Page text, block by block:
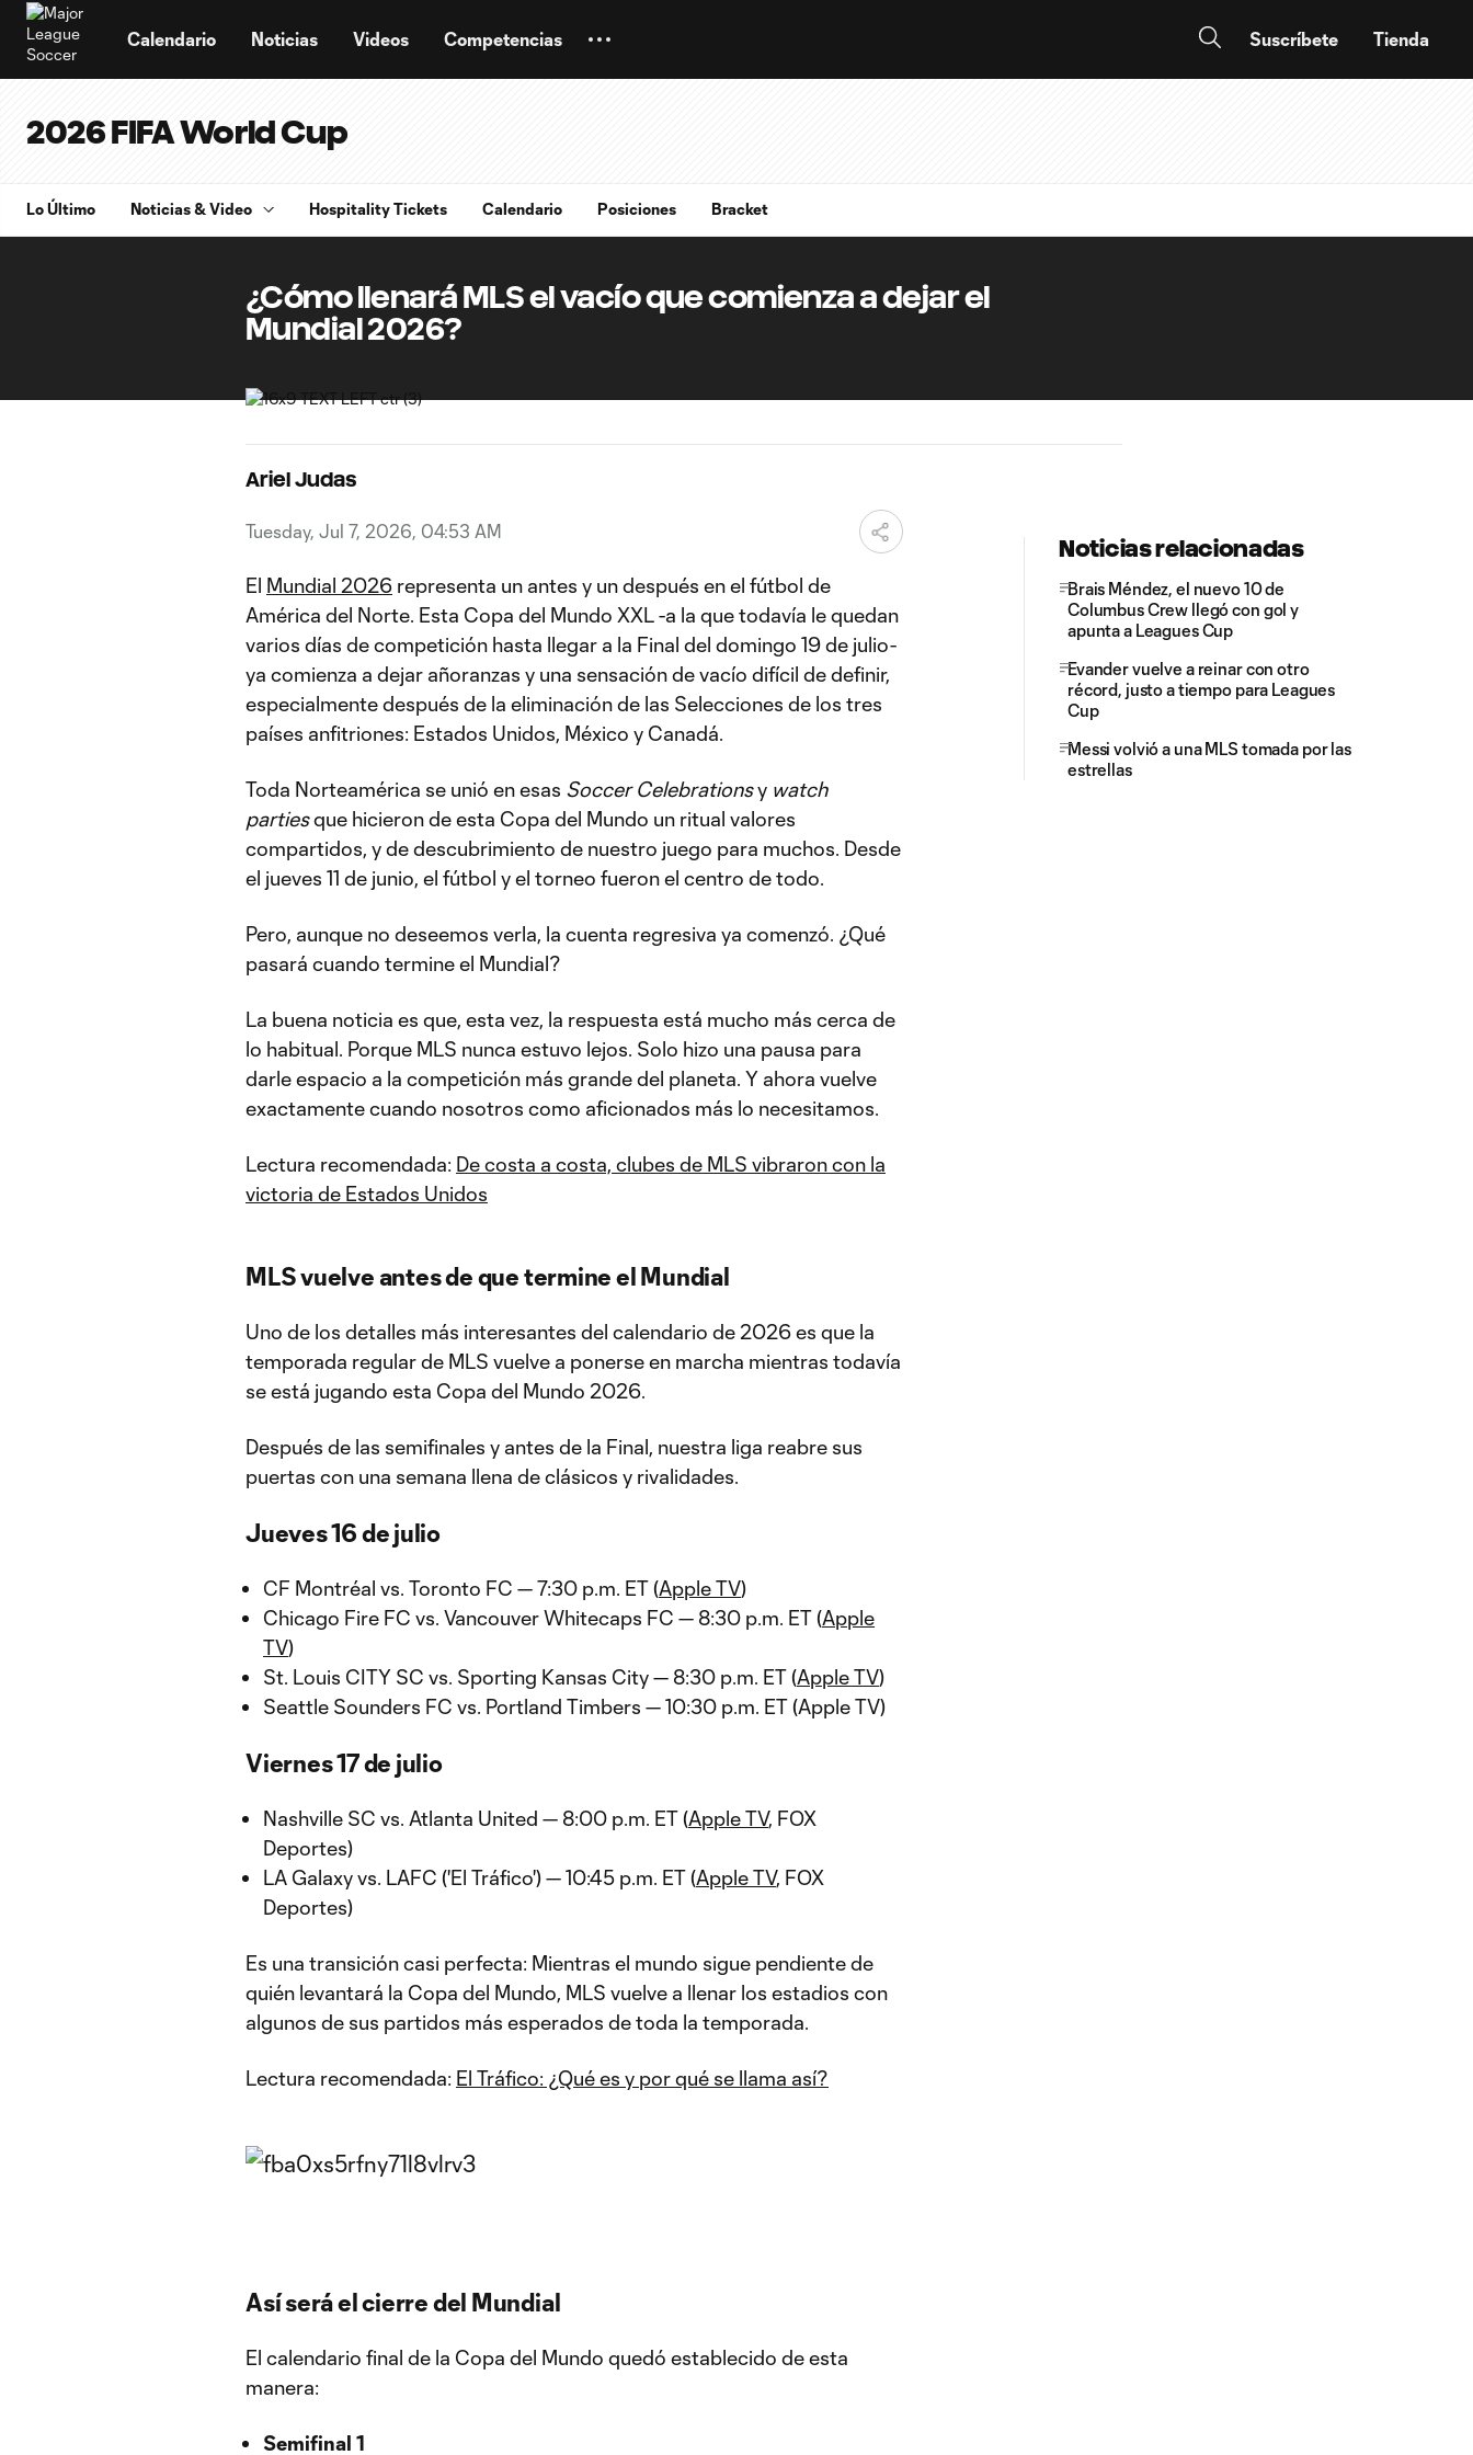
Calendario Noticias Videos Competencias Suscríbete Tienda
2026 FIFA World Cup
Lo Último Noticias & Video Hospitality Tickets Calendario Posiciones Bracket
¿Cómo llenará MLS el vacío que comienza a dejar el
Mundial 2026?
Ariel Judas
Tuesday, Jul 7, 2026, 04:53 AM
El Mundial 2026 representa un antes y un después en el fútbol de
América del Norte. Esta Copa del Mundo XXL -a la que todavía le quedan
varios días de competición hasta llegar a la Final del domingo 19 de julio-
ya comienza a dejar añoranzas y una sensación de vacío difícil de definir,
especialmente después de la eliminación de las Selecciones de los tres
países anfitriones: Estados Unidos, México y Canadá.
Toda Norteamérica se unió en esas Soccer Celebrationsy watch
partiesque hicieron de esta Copa del Mundo un ritual valores
compartidos, y de descubrimiento de nuestro juego para muchos. Desde
el jueves 11 de junio, el fútbol y el torneo fueron el centro de todo.
Pero, aunque no deseemos verla, la cuenta regresiva ya comenzó. ¿Qué
pasará cuando termine el Mundial?
La buena noticia es que, esta vez, la respuesta está mucho más cerca de
lo habitual. Porque MLS nunca estuvo lejos. Solo hizo una pausa para
darle espacio a la competición más grande del planeta. Y ahora vuelve
exactamente cuando nosotros como aficionados más lo necesitamos.
Lectura recomendada: De costa a costa, clubes de MLS vibraron con la
victoria de Estados Unidos
MLS vuelve antes de que termine el Mundial
Uno de los detalles más interesantes del calendario de 2026 es que la
temporada regular de MLS vuelve a ponerse en marcha mientras todavía
se está jugando esta Copa del Mundo 2026.
Después de las semifinales y antes de la Final, nuestra liga reabre sus
puertas con una semana llena de clásicos y rivalidades.
Jueves 16 de julio
CF Montréal vs. Toronto FC — 7:30 p.m. ET (Apple TV)
Chicago Fire FC vs. Vancouver Whitecaps FC — 8:30 p.m. ET (Apple
TV)
St. Louis CITY SC vs. Sporting Kansas City — 8:30 p.m. ET (Apple TV)
Seattle Sounders FC vs. Portland Timbers — 10:30 p.m. ET (Apple TV)
Viernes 17 de julio
Nashville SC vs. Atlanta United — 8:00 p.m. ET (Apple TV, FOX
Deportes)
LA Galaxy vs. LAFC ('El Tráfico') — 10:45 p.m. ET (Apple TV, FOX
Deportes)
Es una transición casi perfecta: Mientras el mundo sigue pendiente de
quién levantará la Copa del Mundo, MLS vuelve a llenar los estadios con
algunos de sus partidos más esperados de toda la temporada.
Lectura recomendada: El Tráfico: ¿Qué es y por qué se llama así?
Así será el cierre del Mundial
El calendario final de la Copa del Mundo quedó establecido de esta
manera:
Semifinal 1
Noticias relacionadas
Brais Méndez, el nuevo 10 de
Columbus Crew llegó con gol y
apunta a Leagues Cup
Evander vuelve a reinar con otro
récord, justo a tiempo para Leagues
Cup
Messi volvió a una MLS tomada por las
estrellas